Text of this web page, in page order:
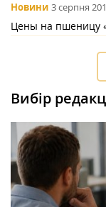
Новини 3 серпня
Цены на пшеницу
Вибір